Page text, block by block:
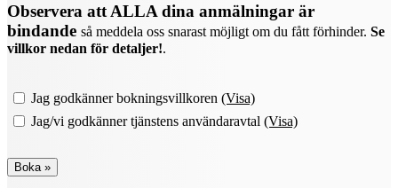
Observera att ALLA dina anmälningar är
bindande så meddela oss snarast möjligt om du fått förhinder. Se
villkor nedan för detaljer!.
Jag godkänner bokningsvillkoren (Visa)
Jag/vi godkänner tjänstens användaravtal (Visa)